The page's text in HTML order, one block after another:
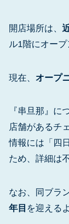
開店場所は、
ル1階にオープ
現在、 オープ
『串旦那』に
店舗があるチ
情報には「四
ため、詳細は
なお、同ブラ
年目 を迎える